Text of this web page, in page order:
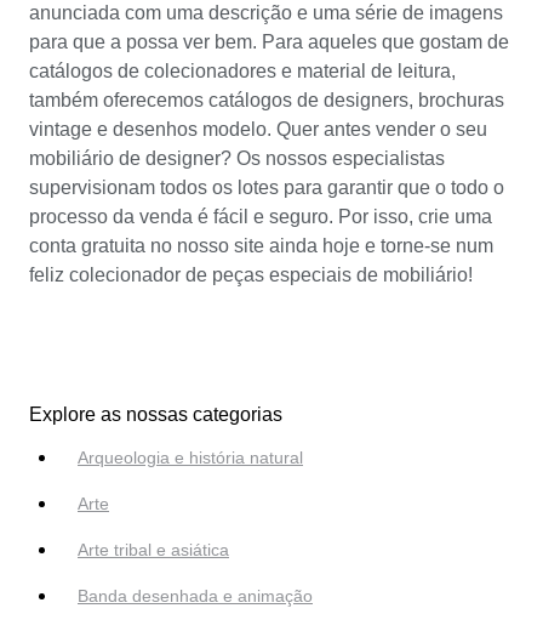
anunciada com uma descrição e uma série de imagens
para que a possa ver bem. Para aqueles que gostam de
catálogos de colecionadores e material de leitura,
também oferecemos catálogos de designers, brochuras
vintage e desenhos modelo. Quer antes vender o seu
mobiliário de designer? Os nossos especialistas
supervisionam todos os lotes para garantir que o todo o
processo da venda é fácil e seguro. Por isso, crie uma
conta gratuita no nosso site ainda hoje e torne-se num
feliz colecionador de peças especiais de mobiliário!
Explore as nossas categorias
Arqueologia e história natural
Arte
Arte tribal e asiática
Banda desenhada e animação